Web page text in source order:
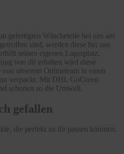
gefertigten Wäscheteile bei uns am
sind, werden diese bei uns
seinen eigenen Lagerplatz.
von dir erhalten wird diese
unserem Onlineteam in einen
verpackt. Mit DHL GoGreen
schonen so die Umwelt.
gefallen
die perfekt zu dir passen könnten.